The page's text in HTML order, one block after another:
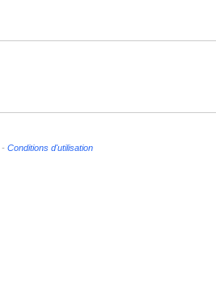
- Conditions d'utilisation